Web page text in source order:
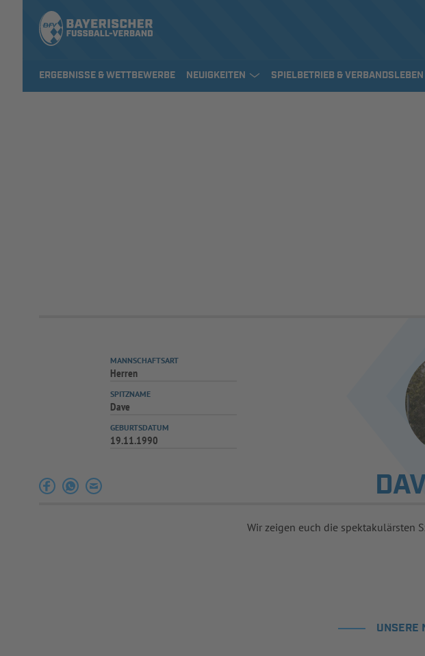
ERGEBNISSE & WETTBEWERBE NEUIGKEITEN SPIELBETRIEB & VERBANDSLEBEN
MANNSCHAFTSART
Herren
SPITZNAME
Dave
GEBURTSDATUM
19.11.1990
Wir zeigen euch die spektakulärsten
UNSERE